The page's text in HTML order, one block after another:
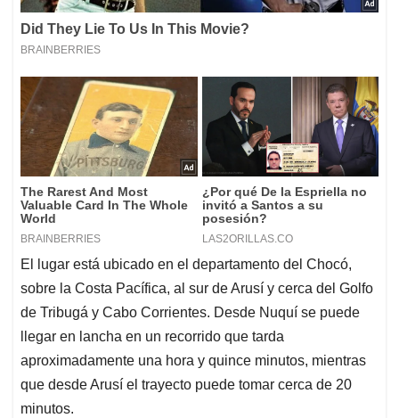
El lugar está ubicado en el departamento del Chocó,
sobre la Costa Pacífica, al sur de Arusí y cerca del Golfo
de Tribugá y Cabo Corrientes. Desde Nuquí se puede
llegar en lancha en un recorrido que tarda
aproximadamente una hora y quince minutos, mientras
que desde Arusí el trayecto puede tomar cerca de 20
minutos.